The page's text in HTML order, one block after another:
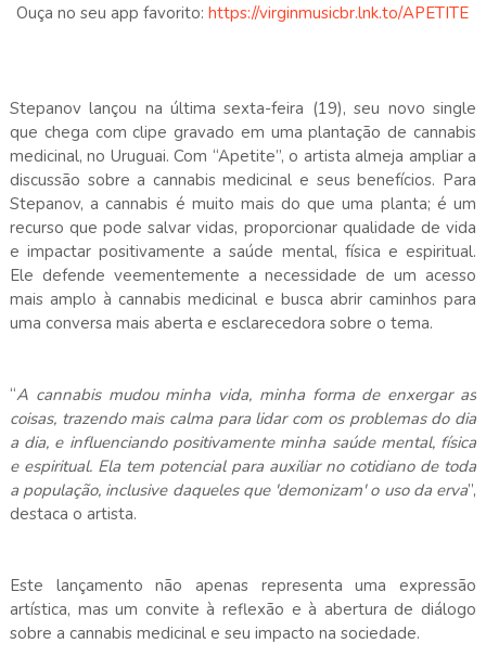
Ouça no seu app favorito:https://virginmusicbr.lnk.to/APETITE
Stepanov lançou na última sexta-feira (19), seu novo single
que chega com clipe gravado em uma plantação de cannabis
medicinal, no Uruguai. Com “Apetite”, o artista almeja ampliar a
discussão sobre a cannabis medicinal e seus benefícios. Para
Stepanov, a cannabis é muito mais do que uma planta; é um
recurso que pode salvar vidas, proporcionar qualidade de vida
e impactar positivamente a saúde mental, física e espiritual.
Ele defende veementemente a necessidade de um acesso
mais amplo à cannabis medicinal e busca abrir caminhos para
uma conversa mais aberta e esclarecedora sobre o tema.
“A cannabis mudou minha vida, minha forma de enxergar as
coisas, trazendo mais calma para lidar com os problemas do dia
a dia, e influenciando positivamente minha saúde mental, física
e espiritual. Ela tem potencial para auxiliar no cotidiano de toda
a população, inclusive daqueles que 'demonizam' o uso da erva”,
destaca o artista.
Este lançamento não apenas representa uma expressão
artística, mas um convite à reflexão e à abertura de diálogo
sobre a cannabis medicinal e seu impacto na sociedade.